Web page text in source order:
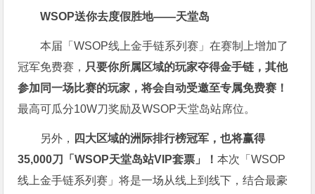
WSOP送你去度假胜地——天堂岛
本届「WSOP线上金手链系列赛」在赛制上增加了
冠军免费赛， 只要你所属区域的玩家夺得金手链，其他
参加同一场比赛的玩家，将会自动受邀至专属免费赛！
最高可瓜分10W刀奖励及WSOP天堂岛站席位。
另外， 四大区域的洲际排行榜冠军，也将赢得
35,000刀「WSOP天堂岛站VIP套票」！本次「WSOP
线上金手链系列赛」将是一场从线上到线下，结合最豪